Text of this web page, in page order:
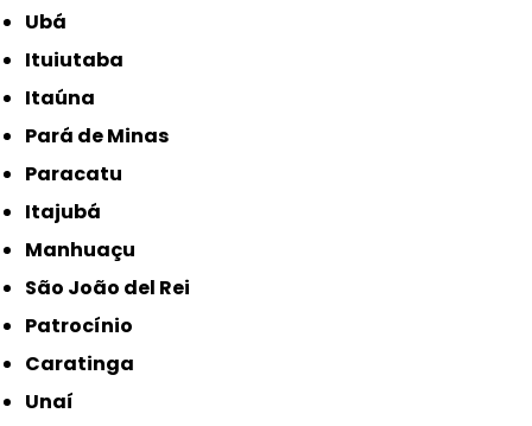
Ubá
Ituiutaba
Itaúna
Pará de Minas
Paracatu
Itajubá
Manhuaçu
São João del Rei
Patrocínio
Caratinga
Unaí